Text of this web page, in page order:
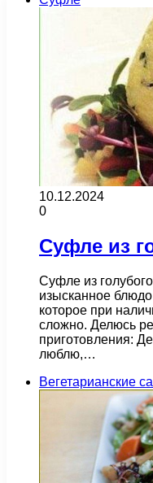
10.12.2024
0
Суфле из
Суфле из
изысканное
которое при
сложно. Делюсь
приготовления:
люблю,…
Вегетарианские